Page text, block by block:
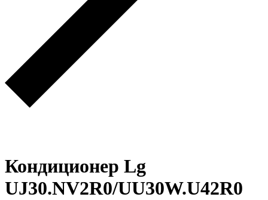
Кондиционер Lg
UJ30.NV2R0/UU30W.U42R0